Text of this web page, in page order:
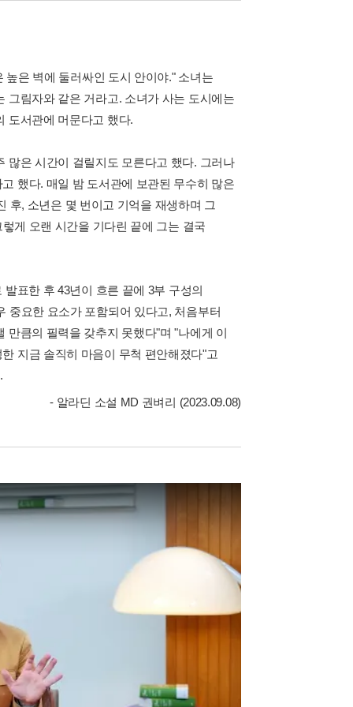
은 벽에 둘러싸인 도시 안이야." 소녀는
그림자와 같은 거라고. 소녀가 사는 도시에는
도서관에 머문다고 했다.
많은 시간이 걸릴지도 모른다고 했다. 그러나
했다. 매일 밤 도서관에 보관된 무수히 많은
후, 소년은 몇 번이고 기억을 재생하며 그
게 오랜 시간을 기다린 끝에 그는 결국
표한 후 43년이 흐른 끝에 3부 구성의
중요한 요소가 포함되어 있다고, 처음부터
만큼의 필력을 갖추지 못했다"며 "나에게 이
지금 솔직히 마음이 무척 편안해졌다"고
- 알라딘 소설 MD 권벼리 (2023.09.08)